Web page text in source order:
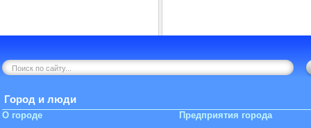
Город и люди
О городе Предприятия города